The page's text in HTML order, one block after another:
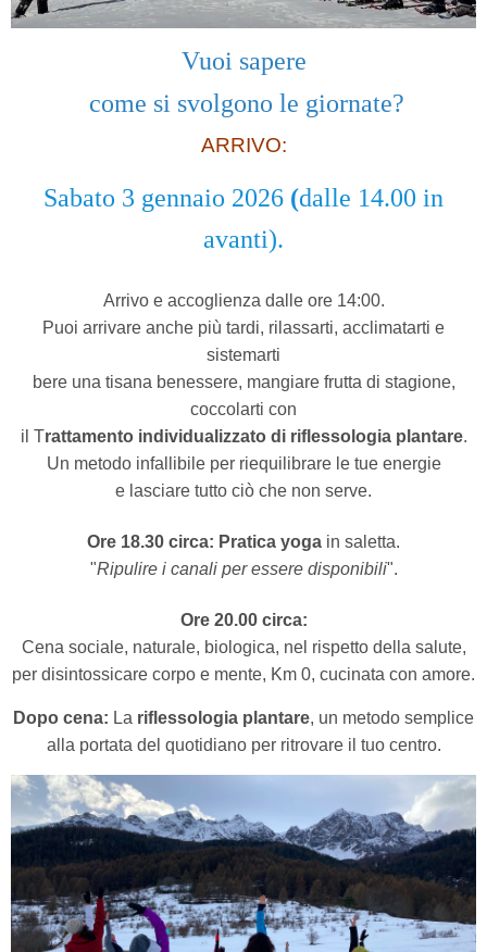
Vuoi sapere
come si svolgono le giornate?
ARRIVO:
Sabato 3 gennaio 2026 (dalle 14.00 in
avanti).
Arrivo e accoglienza dalle ore 14:00.
Puoi arrivare anche più tardi, rilassarti, acclimatarti e
sistemarti
bere una tisana benessere, mangiare frutta di stagione,
coccolarti con
il Trattamento individualizzato di riflessologia plantare.
Un metodo infallibile per riequilibrare le tue energie
e lasciare tutto ciò che non serve.
Ore 18.30 circa: Pratica yoga in saletta.
"Ripulire i canali per essere disponibili".
Ore 20.00 circa:
Cena sociale, naturale, biologica, nel rispetto della salute,
per disintossicare corpo e mente, Km 0, cucinata con amore.
Dopo cena: La riflessologia plantare, un metodo semplice
alla portata del quotidiano per ritrovare il tuo centro.